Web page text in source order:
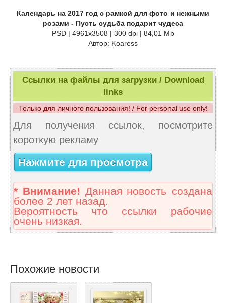
Календарь на 2017 год с рамкой для фото и нежными
розами - Пусть судьба подарит чудеса
PSD | 4961x3508 | 300 dpi | 84,01 Mb
Автор: Koaress
Ссылки на файлы для загрузки / Download
links
Только для личного пользования! / For personal use only!
Для получения ссылок, посмотрите
короткую рекламу
Нажмите для просмотра
* Внимание! Данная новость создана
более 2 лет назад.
Вероятность что ссылки рабочие
очень низкая.
Похожие новости